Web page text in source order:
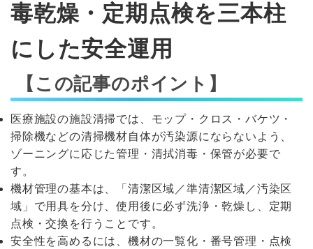
毒乾燥・定期点検を三本柱
にした安全運用
【この記事のポイント】
医療施設の施設清掃では、モップ・クロス・バケツ・
掃除機などの清掃機材自体が汚染源にならないよう、
ゾーニングに応じた管理・清拭消毒・保管が必要で
す。
機材管理の基本は、「清潔区域／準清潔区域／汚染区
域」で用具を分け、使用後に必ず洗浄・乾燥し、定期
点検・交換を行うことです。
安全性を高めるには、機材の一覧化・番号管理・点検